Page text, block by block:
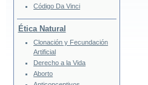
Código Da Vinci
Ética Natural
Clonación y Fecundación
Artificial
Derecho a la Vida
Aborto